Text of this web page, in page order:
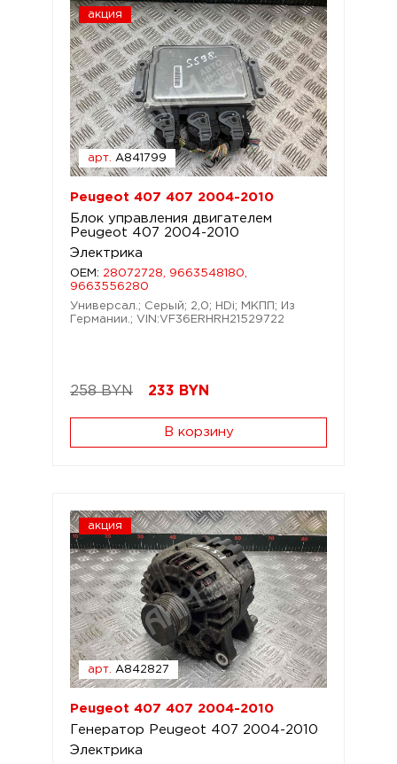
акция
арт. A841799
Peugeot 407 407 2004-2010
Блок управления двигателем
Peugeot 407 2004-2010
Электрика
OEM: 28072728, 9663548180,
9663556280
Универсал.; Серый; 2,0; HDi; МКПП; Из
Германии.; VIN:VF36ERHRH21529722
258 BYN 233 BYN
В корзину
акция
арт. A842827
Peugeot 407 407 2004-2010
Генератор Peugeot 407 2004-2010
Электрика